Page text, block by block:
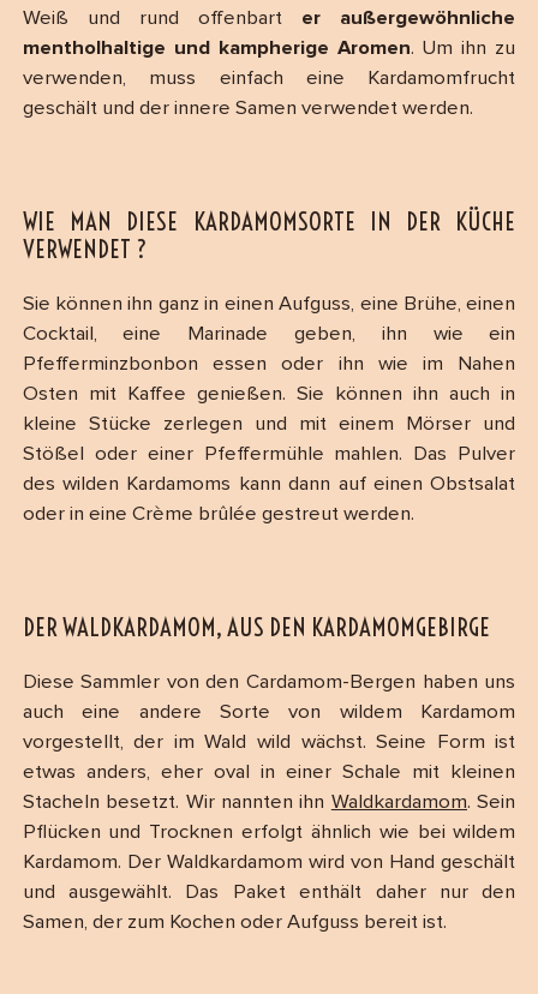
Weiß und rund offenbart er außergewöhnliche
mentholhaltige und kampherige Aromen. Um ihn zu
verwenden, muss einfach eine Kardamomfrucht
geschält und der innere Samen verwendet werden.
WIE MAN DIESE KARDAMOMSORTE IN DER KÜCHE
VERWENDET ?
Sie können ihn ganz in einen Aufguss, eine Brühe, einen
Cocktail, eine Marinade geben, ihn wie ein
Pfefferminzbonbon essen oder ihn wie im Nahen
Osten mit Kaffee genießen. Sie können ihn auch in
kleine Stücke zerlegen und mit einem Mörser und
Stößel oder einer Pfeffermühle mahlen. Das Pulver
des wilden Kardamoms kann dann auf einen Obstsalat
oder in eine Crème brûlée gestreut werden.
DER WALDKARDAMOM, AUS DEN KARDAMOMGEBIRGE
Diese Sammler von den Cardamom-Bergen haben uns
auch eine andere Sorte von wildem Kardamom
vorgestellt, der im Wald wild wächst. Seine Form ist
etwas anders, eher oval in einer Schale mit kleinen
Stacheln besetzt. Wir nannten ihn Waldkardamom. Sein
Pflücken und Trocknen erfolgt ähnlich wie bei wildem
Kardamom. Der Waldkardamom wird von Hand geschält
und ausgewählt. Das Paket enthält daher nur den
Samen, der zum Kochen oder Aufguss bereit ist.